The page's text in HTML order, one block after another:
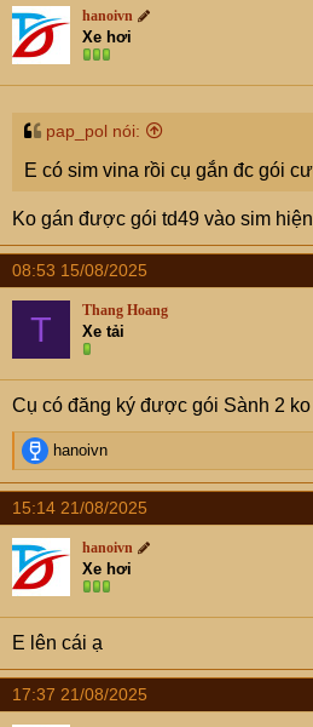
hanoivn
Xe hơi
pap_pol nói:
E có sim vina rồi cụ gắn đc gói
Ko gán được gói td49 vào sim
08:53 15/08/2025
T Thang Hoang
Xe tải
Cụ có đăng ký được gói Sành 2
R
e
a
c
t
i
o
n
s
:
hanoivn
15:14 21/08/2025
hanoivn
Xe hơi
E lên cái ạ
17:37 21/08/2025